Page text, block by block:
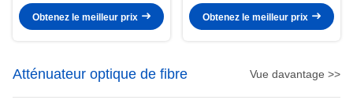
Obtenez le meilleur prix
Obtenez le meilleur prix
Atténuateur optique de fibre Vue davantage >>